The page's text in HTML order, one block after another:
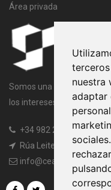
nuestra
adaptar
Área privada
Somos una entidad sin
los intereses comunes de
+34 982 20 97 45|
Rúa Leiteiras, s/n,
info@ceaogandaras.org